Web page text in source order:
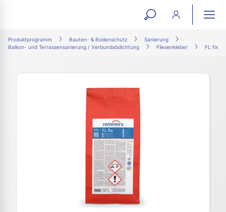
open
search
Produktprogramm Bauten- & Bodenschutz
Sanierung
Balkon- und Terrassensanierung / Verbundabdichtung
Fliesenkleber FL fix